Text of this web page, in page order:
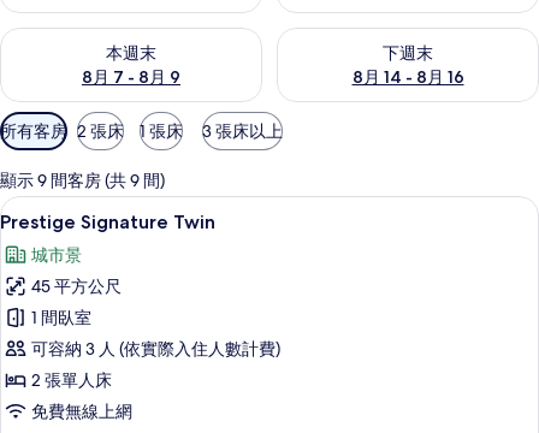
本週末
8月 7 - 8月 9
查看本週末 (8月 7 - 8月 9) 的供應情況
下週末
8月 14 - 8月 16
查看下週末 (8月 14 - 8月 16)
可
用
的
客
房
篩
選
條
件
所有客房 2 張床 1 張床 3 張床以上
顯示 9 間客房 (共 9 間)
顯
示
Prestige
Signature
Twin
的
所
有
迷你吧、客房內保險箱、書桌、筆電
10
Prestige Signature Twin
城市景
45 平方公尺
1 間臥室
可容納 3 人 (依實際入住人數計費)
2 張單人床
免費無線上網